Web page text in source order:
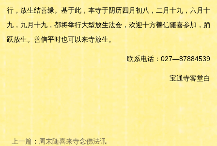
行，放生结善缘。基于此，本寺于阴历四月初八，二月十九，六月十
九，九月十九，都将举行大型放生法会，欢迎十方善信随喜参加，踊
跃放生。善信平时也可以来寺放生。
联系电话：027—87884539
宝通寺客堂白
上一篇 ： 周末随喜来寺念佛法讯